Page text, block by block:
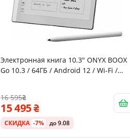
Электронная книга 10.3" ONYX BOOX
Go 10.3 / 64ГБ / Android 12 / Wi-Fi /
(OPC1213R)
16 595
15 495
СКИДКА -7% до 9.08